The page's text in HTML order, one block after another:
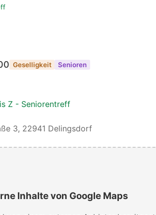
Geselligkeit Senioren
Z - Seniorentreff
3, 22941 Delingsdorf
Inhalte von Google Maps